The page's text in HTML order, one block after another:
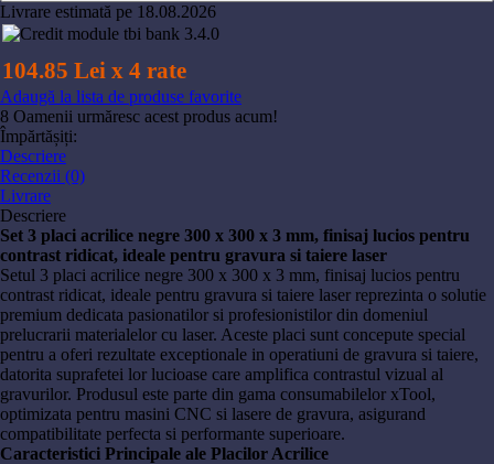
Livrare estimată pe 18.08.2026
104.85 Lei x 4 rate
Adaugă la lista de produse favorite
8 Oamenii urmăresc acest produs acum!
Împărtășiți:
Descriere
Recenzii (0)
Livrare
Descriere
Set 3 placi acrilice negre 300 x 300 x 3 mm, finisaj lucios pentru
contrast ridicat, ideale pentru gravura si taiere laser
Setul 3 placi acrilice negre 300 x 300 x 3 mm, finisaj lucios pentru
contrast ridicat, ideale pentru gravura si taiere laser reprezinta o solutie
premium dedicata pasionatilor si profesionistilor din domeniul
prelucrarii materialelor cu laser. Aceste placi sunt concepute special
pentru a oferi rezultate exceptionale in operatiuni de gravura si taiere,
datorita suprafetei lor lucioase care amplifica contrastul vizual al
gravurilor. Produsul este parte din gama consumabilelor xTool,
optimizata pentru masini CNC si lasere de gravura, asigurand
compatibilitate perfecta si performante superioare.
Caracteristici Principale ale Placilor Acrilice